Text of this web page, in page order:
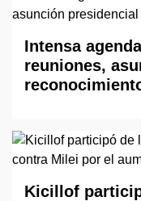
Intensa
reuniones,
Kicillof